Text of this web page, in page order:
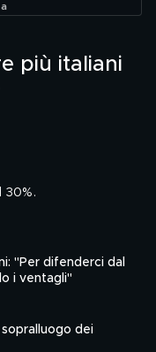
più italiani
30%.
"Per difenderci dal
i ventagli"
sopralluogo dei